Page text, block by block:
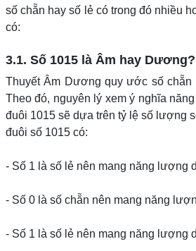
số chẵn hay số lẻ có trong đó nhiều
có:
3.1. Số 1015 là Âm hay Dương?
Thuyết Âm Dương quy ước số
Theo đó, nguyên lý xem ý nghĩa
đuôi 1015 sẽ dựa trên tỷ lệ số lượng
đuôi số 1015 có:
- Số 1 là số lẻ nên mang năng lượng
- Số 0 là số chẵn nên mang năng
- Số 1 là số lẻ nên mang năng lượng